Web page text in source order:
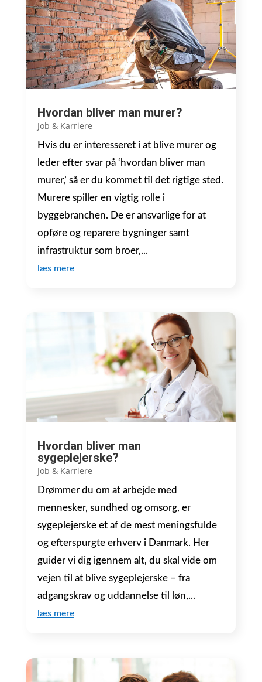
Hvordan bliver man murer?
Job & Karriere
Hvis du er interesseret i at blive murer og
leder efter svar på ‘hvordan bliver man
murer,’ så er du kommet til det rigtige sted.
Murere spiller en vigtig rolle i
byggebranchen. De er ansvarlige for at
opføre og reparere bygninger samt
infrastruktur som broer,...
læs mere
Hvordan bliver man
sygeplejerske?
Job & Karriere
Drømmer du om at arbejde med
mennesker, sundhed og omsorg, er
sygeplejerske et af de mest meningsfulde
og efterspurgte erhverv i Danmark. Her
guider vi dig igennem alt, du skal vide om
vejen til at blive sygeplejerske – fra
adgangskrav og uddannelse til løn,...
læs mere